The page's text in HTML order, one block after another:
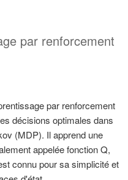
par renforcement
par renforcement
décisions optimales dans
(MDP). Il apprend une
appelée fonction Q,
connu pour sa simplicité et